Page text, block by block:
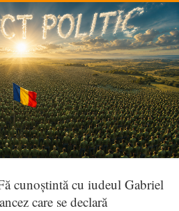
cunoștintă cu iudeul Gabriel
care se declară